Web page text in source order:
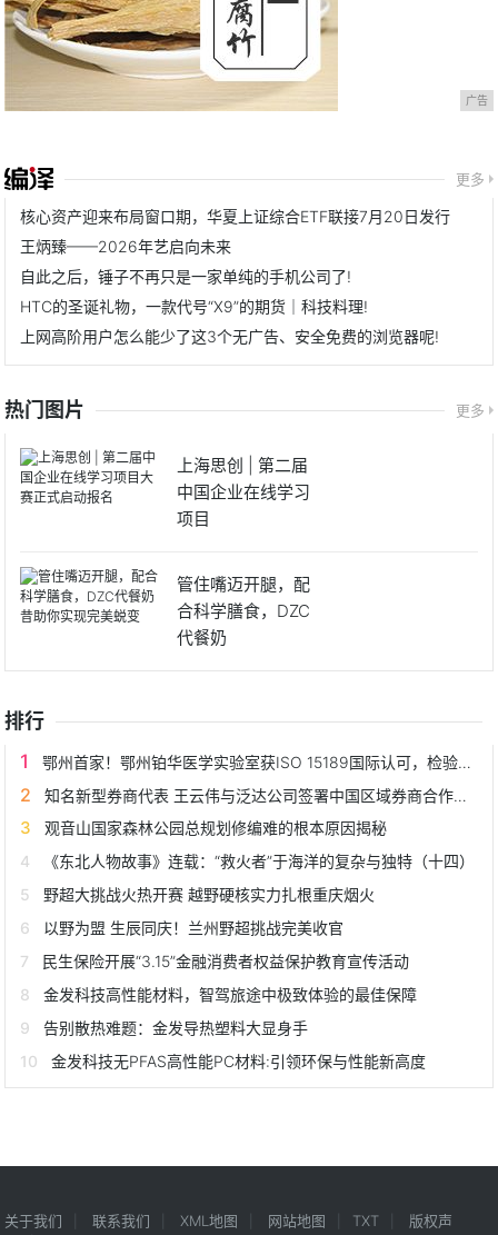
广告
更多
核心资产迎来布局窗口期，华夏上证综合ETF联接7月20日发行
王炳臻——2026年艺启向未来
自此之后，锤子不再只是一家单纯的手机公司了!
HTC的圣诞礼物，一款代号“X9”的期货｜科技料理!
上网高阶用户怎么能少了这3个无广告、安全免费的浏览器呢!
热门图片 更多
上海思创 | 第二届
中国企业在线学习
项目
管住嘴迈开腿，配
合科学膳食，DZC
代餐奶
排行
鄂州首家！鄂州铂华医学实验室获ISO 15189国际认可，检验质量接轨全球
知名新型券商代表 王云伟与泛达公司签署中国区域券商合作协议
观音山国家森林公园总规划修编难的根本原因揭秘
《东北人物故事》连载：“救火者”于海洋的复杂与独特（十四）
野超大挑战火热开赛 越野硬核实力扎根重庆烟火
以野为盟 生辰同庆！兰州野超挑战完美收官
民生保险开展“3.15”金融消费者权益保护教育宣传活动
金发科技高性能材料，智驾旅途中极致体验的最佳保障
告别散热难题：金发导热塑料大显身手
金发科技无PFAS高性能PC材料:引领环保与性能新高度
关于我们 联系我们 XML地图 网站地图 TXT
版权声